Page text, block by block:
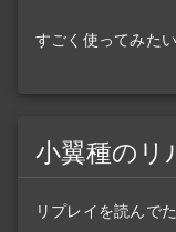
すごく使ってみたい
小翼種のリ
リプレイを読んで